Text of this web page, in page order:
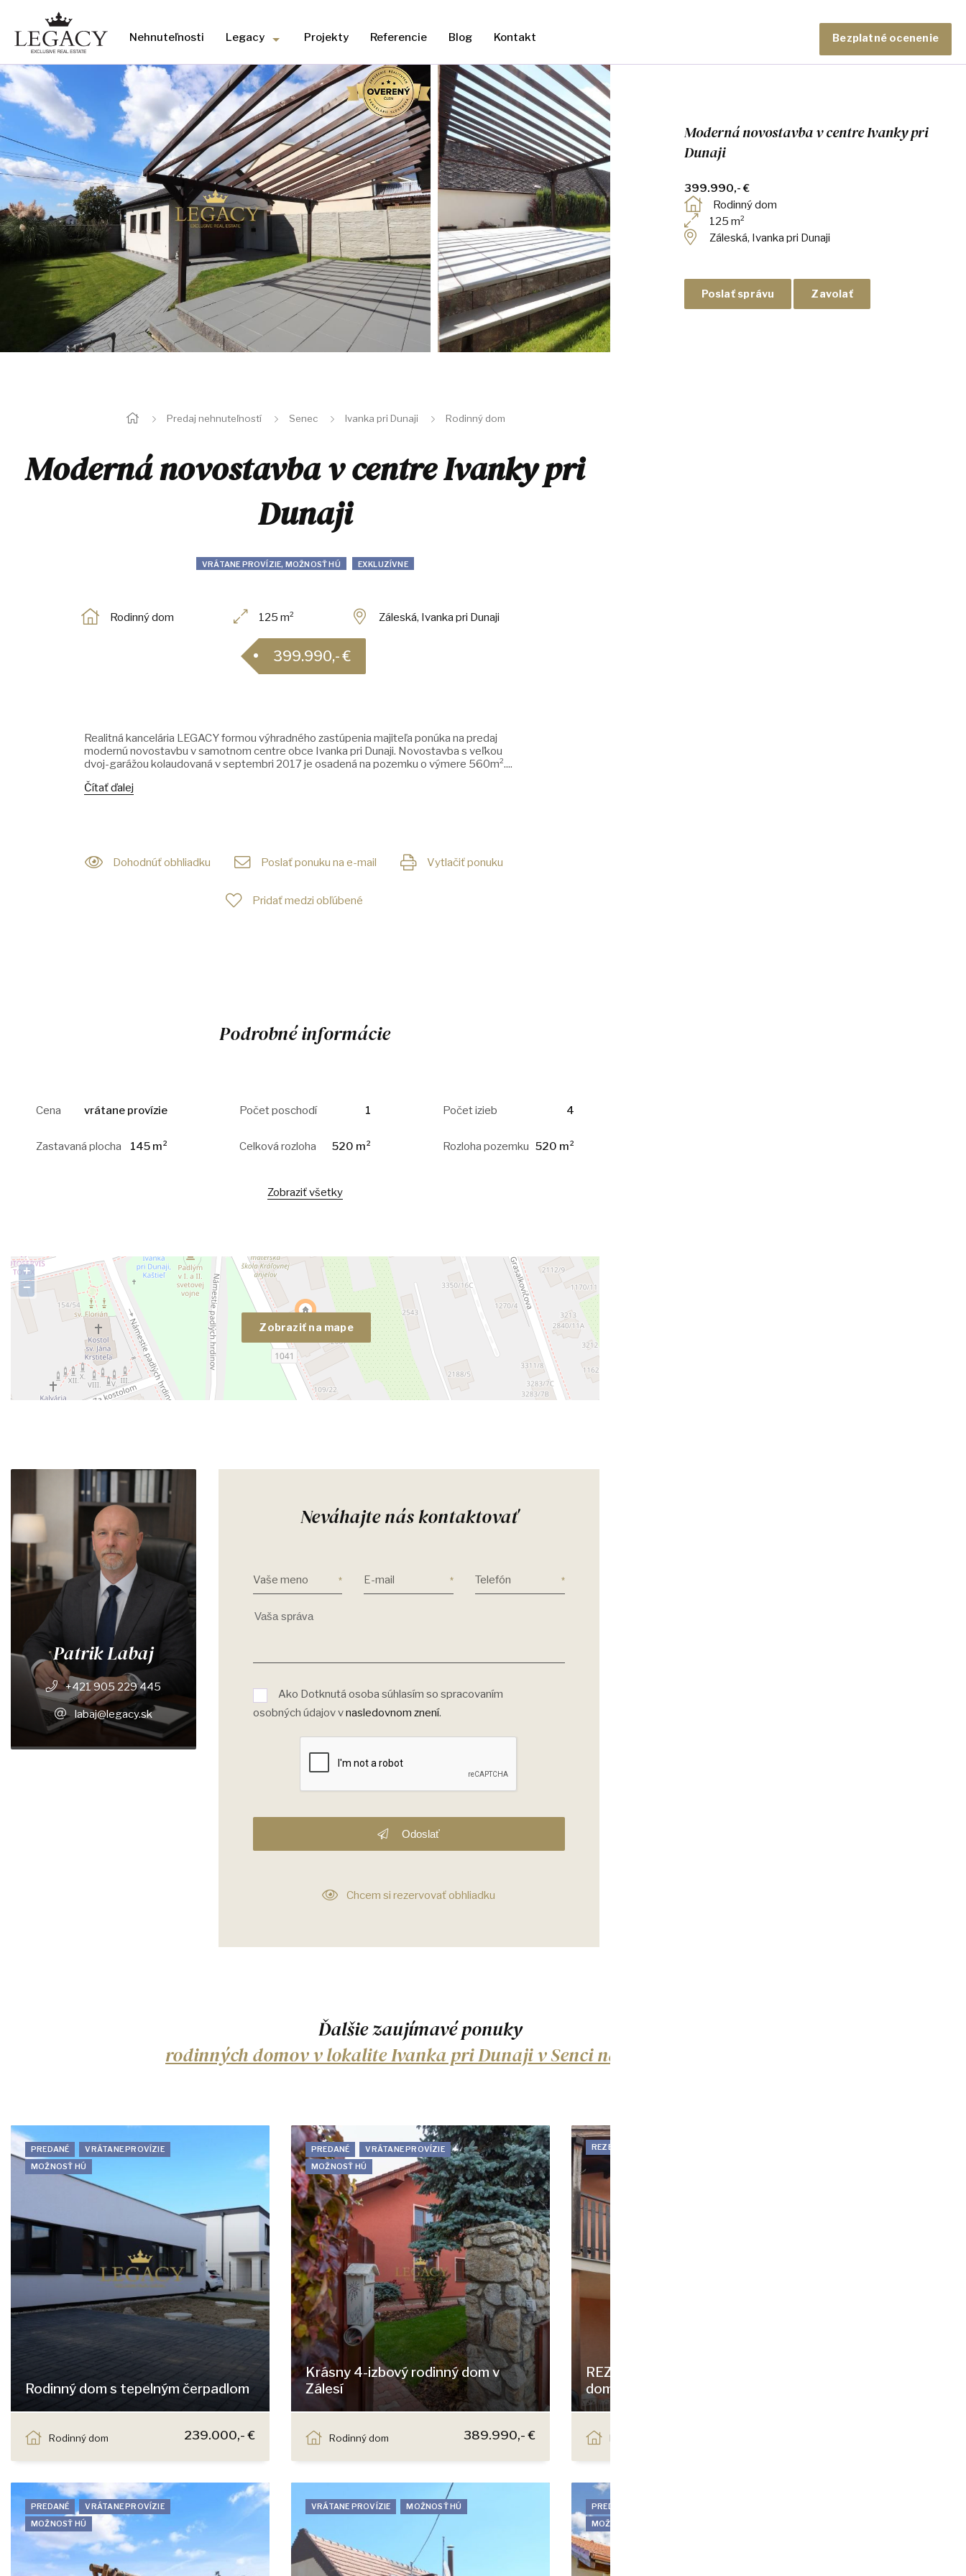
Nehnuteľnosti Legacy Projekty Referencie Blog Kontakt Bezplatné ocenenie
Moderná novostavba v centre Ivanky pri
Dunaji
399.990,- €
Rodinný dom
125 m²
Záleská, Ivanka pri Dunaji
Poslať správu Zavolať
Predaj nehnuteľností Senec Ivanka pri Dunaji Rodinný dom
Moderná novostavba v centre Ivanky pri
Dunaji
VRÁTANE PROVÍZIE, MOŽNOSŤ HÚ EXKLUZÍVNE
Rodinný dom 125 m² Záleská, Ivanka pri Dunaji
399.990,- €
Realitná kancelária LEGACY formou výhradného zastúpenia majiteľa ponúka na predaj
modernú novostavbu v samotnom centre obce Ivanka pri Dunaji. Novostavba s veľkou
dvoj-garážou kolaudovaná v septembri 2017 je osadená na pozemku o výmere 560m²....
Čítať ďalej
Dohodnúť obhliadku Poslať ponuku na e-mail Vytlačiť ponuku
Pridať medzi obľúbené
Podrobné informácie
Cena vrátane provízie Počet poschodí 1 Počet izieb 4
Zastavaná plocha 145 m² Celková rozloha 520 m² Rozloha pozemku 520 m²
Zobraziť všetky
Zobraziť na mape
+
−
Patrik Labaj
+421 905 229 445
labaj@legacy.sk
Neváhajte nás kontaktovať
Vaše meno E-mail Telefón
Ako Dotknutá osoba súhlasím so spracovaním
osobných údajov vnasledovnom znení.
Odoslať
Chcem si rezervovať obhliadku
Ďalšie zaujímavé ponuky
rodinných domov v lokalite Ivanka pri Dunaji v Senci na predaj
PREDANÉ
VRÁTANE PROVÍZIE
MOŽNOSŤ HÚ
Rodinný dom s tepelným čerpadlom
Rodinný dom
239.000,- €
PREDANÉ
VRÁTANE PROVÍZIE
MOŽNOSŤ HÚ
Krásny 4-izbový rodinný dom v
Zálesí
Rodinný dom
389.990,- €
REZERVOVANÉ
REZERVOVANÉ !! 5 - izbový rodinný
dom s dvoj garážou .
Rodinný dom
PREDANÉ
VRÁTANE PROVÍZIE
MOŽNOSŤ HÚ
VRÁTANE PROVÍZIE MOŽNOSŤ HÚ PREDANÉ
MOŽNOSŤ HÚ